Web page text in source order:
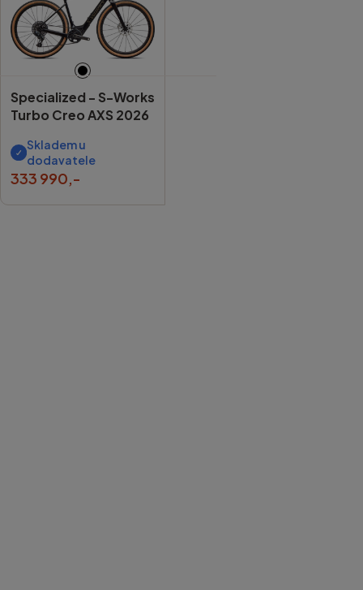
Specialized - S-Works
Turbo Creo AXS 2026
Skladem u
dodavatele
333 990,-